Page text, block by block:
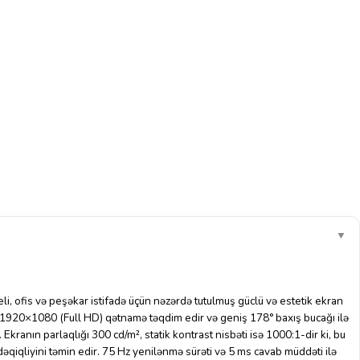
▼
ofis və peşəkar istifadə üçün nəzərdə tutulmuş güclü və estetik ekran
(Full HD) qətnamə təqdim edir və geniş 178° baxış bucağı ilə
parlaqlığı 300 cd/m², statik kontrast nisbəti isə 1000:1-dir ki, bu
təmin edir. 75 Hz yenilənmə sürəti və 5 ms cavab müddəti ilə